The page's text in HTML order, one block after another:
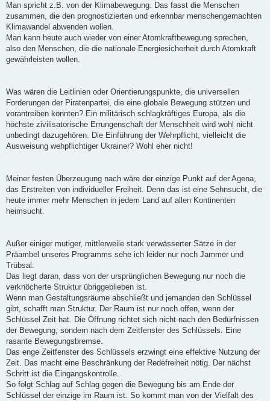
Man spricht z.B. von der Klimabewegung. Das fasst die Menschen
zusammen, die den prognostizierten und erkennbar menschengemachten
Klimawandel abwenden wollen.
Man kann heute auch wieder von einer Atomkraftbewegung sprechen,
also den Menschen, die die nationale Energiesicherheit durch Atomkraft
gewährleisten wollen.
Was wären die Leitlinien oder Orientierungspunkte, die universellen
Forderungen der Piratenpartei, die eine globale Bewegung stützen und
vorantreiben könnten? Ein militärisch schlagkräftiges Europa, als die
höchste zivilisatorische Errungenschaft der Menschheit wird wohl nicht
unbedingt dazugehören. Die Einführung der Wehrpflicht, vielleicht die
Ausweisung wehpflichtiger Ukrainer? Wohl eher nicht!
Meiner festen Überzeugung nach wäre der einzige Punkt auf der Agena,
das Erstreiten von individueller Freiheit. Denn das ist eine Sehnsucht, die
heute immer mehr Menschen in jedem Land auf allen Kontinenten
heimsucht.
Außer einiger mutiger, mittlerweile stark verwässerter Sätze in der
Präambel unseres Programms sehe ich leider nur noch Jammer und
Trübsal.
Das liegt daran, dass von der ursprünglichen Bewegung nur noch die
verknöcherte Struktur übriggeblieben ist.
Wenn man Gestaltungsräume abschließt und jemanden den Schlüssel
gibt, schafft man Struktur. Der Raum ist nur noch offen, wenn der
Schlüssel Zeit hat. Die Öffnung richtet sich nicht nach den Bedürfnissen
der Bewegung, sondern nach dem Zeitfenster des Schlüssels. Eine
rasante Bewegungsbremse.
Das enge Zeitfenster des Schlüssels erzwingt eine effektive Nutzung der
Zeit. Das macht eine Beschränkung der Redefreiheit nötig. Der nächst
Schritt ist die Eingangskontrolle.
So folgt Schlag auf Schlag gegen die Bewegung bis am Ende der
Schlüssel der einzige im Raum ist. So kommt man von der Vielfalt des